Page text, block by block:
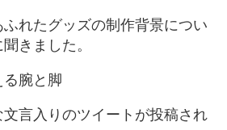
れたグッズの制作背景につい
きました。
腕と脚
言入りのツイートが投稿され